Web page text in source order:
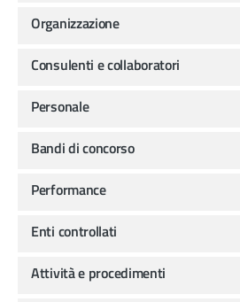
Organizzazione
Consulenti e collaboratori
Personale
Bandi di concorso
Performance
Enti controllati
Attività e procedimenti